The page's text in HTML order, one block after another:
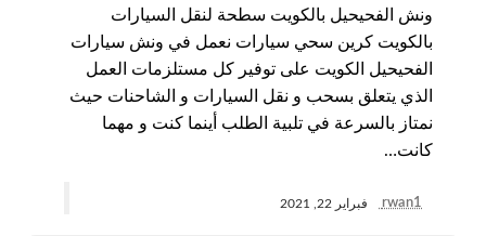
ونش الفحيحيل بالكويت سطحة لنقل السيارات
بالكويت كرين سحي سيارات نعمل في ونش سيارات
الفحيحيل الكويت على توفير كل مستلزمات العمل
الذي يتعلق بسحب و نقل السيارات و الشاحنات حيث
نمتاز بالسرعة في تلبية الطلب أينما كنت و مهما
كانت…
rwan1 فبراير 22, 2021